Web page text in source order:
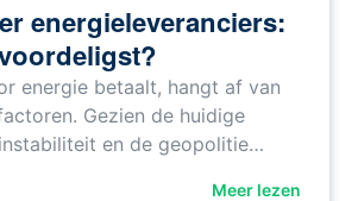
energieleveranciers:
energie betaalt, hangt af van
Gezien de huidige
en de geopolitie…
Meer lezen